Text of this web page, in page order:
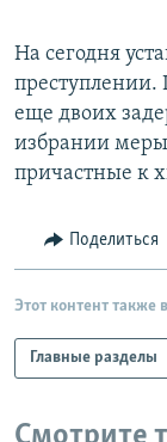
На сегодня
преступлении.
еще двоих
избрании
причастные к
Поделиться
Этот контент также
Главные разделы